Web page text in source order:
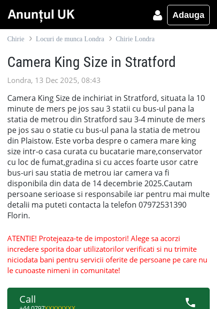
Adauga
Chirie Locuri de munca Londra Chirie Londra
Camera King Size in Stratford
Londra, 13 Dec 2025, 08:43
Camera King Size de inchiriat in Stratford, situata la 10
minute de mers pe jos sau 3 statii cu bus-ul pana la
statia de metrou din Stratford sau 3-4 minute de mers
pe jos sau o statie cu bus-ul pana la statia de metrou
din Plaistow. Este vorba despre o camera mare king
size intr-o casa curata cu bucatarie mare,conservator
cu loc de fumat,gradina si cu acces foarte usor catre
bus-uri sau statia de metrou iar camera va fi
disponibila din data de 14 decembrie 2025.Cautam
persoane serioase si responsabile iar pentru mai multe
detalii ma puteti contacta la telefon 07972531390
Florin.
ATENTIE! Protejeaza-te de impostori! Alege sa acorzi
incredere sporita doar utilizatorilor verificati si nu trimite
niciodata bani pentru servicii oferite de persoane pe care nu
le cunoaste nimeni in comunitate!
Call